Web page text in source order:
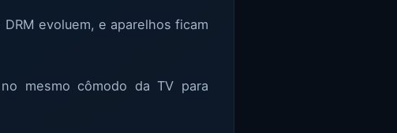
evoluem, e aparelhos ficam
mesmo cômodo da TV para